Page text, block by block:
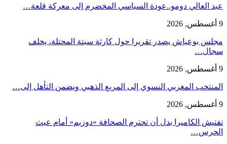
عبد العالي دومو..عودة السياسي المخضرم إلى معركة قلعة…
9 أغسطس, 2026
مجلس بوعياش يصدر تقريرا حول كارثة سبتة المحتلة، يخلف
سجال…
9 أغسطس, 2026
المنتخب المغربي النسوي إلى المربع الذهبي ويضمن التأهل إلى…
9 أغسطس, 2026
تفتيش الكاميرا بدل أن تحترم الصحافة «دوزيم» أمام عبث
الحرس…